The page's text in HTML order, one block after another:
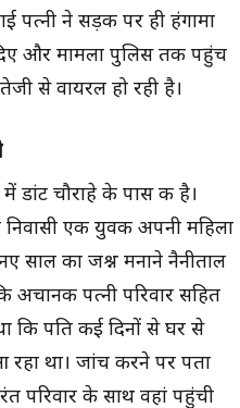
पत्नी ने सड़क पर ही हंगामा
और मामला पुलिस तक पहुंच
से वायरल हो रही है।
डांट चौराहे के पास की है।
निवासी एक युवक अपनी महिला
साल का जश्न मनाने नैनीताल
अचानक पत्नी परिवार सहित
कि पति कई दिनों से घर से
था। जांच करने पर पता
परिवार के साथ वहां पहुंची